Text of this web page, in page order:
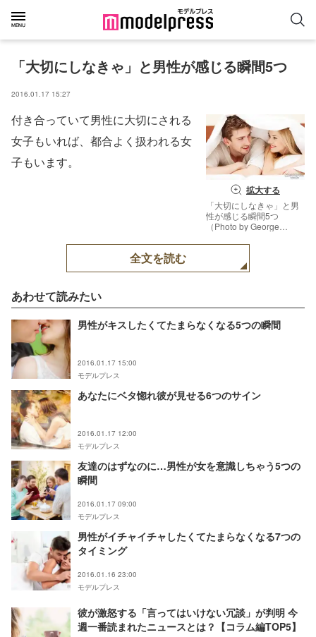
「大切にしなきゃ」と男性が感じる瞬間5つ
2016.01.17 15:27
拡大する
「大切にしなきゃ」と男
性が感じる瞬間5つ
（Photo by George
ルプレス】
付き合っていて男性に大切にされる
女子もいれば、都合よく扱われる女
子もいます。
全文を読む
あわせて読みたい
男性がキスしたくてたまらなくなる5つの瞬間
2016.01.17 15:00
モデルプレス
あなたにベタ惚れ彼が見せる6つのサイン
2016.01.17 12:00
モデルプレス
友達のはずなのに…男性が女を意識しちゃう5つの
瞬間
2016.01.17 09:00
モデルプレス
男性がイチャイチャしたくてたまらなくなる7つの
タイミング
2016.01.16 23:00
モデルプレス
彼が激怒する「言ってはいけない冗談」が判明 今
週一番読まれたニュースとは？【コラム編TOP5】